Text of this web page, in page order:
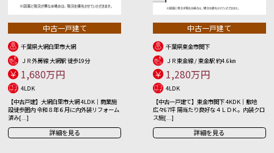
中古一戸建て
千葉県大網白里市大網
ＪＲ外房線 大網駅 徒歩19分
1,680万円
4LDK
【中古戸建】大網白里市大網 4LDK｜商業施
設徒歩圏内 令和８年６月に内外装リフォーム
済み[...]
詳細を見る
中古一戸建て
千葉県東金市関下
ＪＲ東金線 / 東金駅 約4.6㎞
1,280万円
4LDK
【中古一戸建て】東金市関下 4KDK｜敷地
広々67坪 陽当たり良好な４ＬＤＫ。内装クロ
ス施[...]
詳細を見る